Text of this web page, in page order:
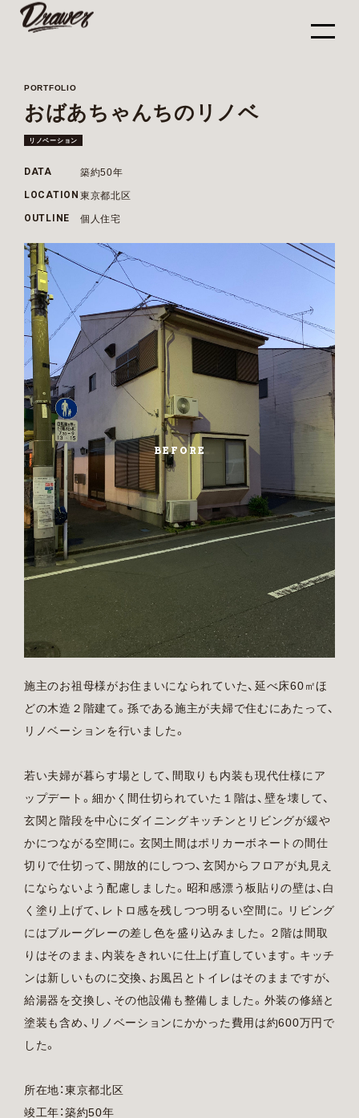
PORTFOLIO
おばあちゃんちのリノベ
リノベーション
DATA 築約50年
LOCATION 東京都北区
OUTLINE 個人住宅
BEFORE
施主のお祖母様がお住まいになられていた、延べ床60㎡ほ
どの木造２階建て。孫である施主が夫婦で住むにあたって、
リノベーションを行いました。
若い夫婦が暮らす場として、間取りも内装も現代仕様にア
ップデート。細かく間仕切られていた１階は、壁を壊して、
玄関と階段を中心にダイニングキッチンとリビングが緩や
かにつながる空間に。玄関土間はポリカーボネートの間仕
切りで仕切って、開放的にしつつ、玄関からフロアが丸見え
にならないよう配慮しました。昭和感漂う板貼りの壁は、白
く塗り上げて、レトロ感を残しつつ明るい空間に。リビング
にはブルーグレーの差し色を盛り込みました。２階は間取
りはそのまま、内装をきれいに仕上げ直しています。キッチ
ンは新しいものに交換、お風呂とトイレはそのままですが、
給湯器を交換し、その他設備も整備しました。外装の修繕と
塗装も含め、リノベーションにかかった費用は約600万円で
した。
所在地：東京都北区
竣工年：築約50年